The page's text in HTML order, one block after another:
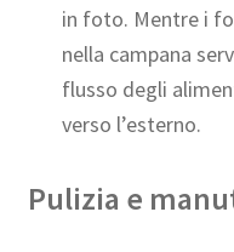
in foto. Mentre i
nella campana
flusso degli
verso l’esterno.
Pulizia e